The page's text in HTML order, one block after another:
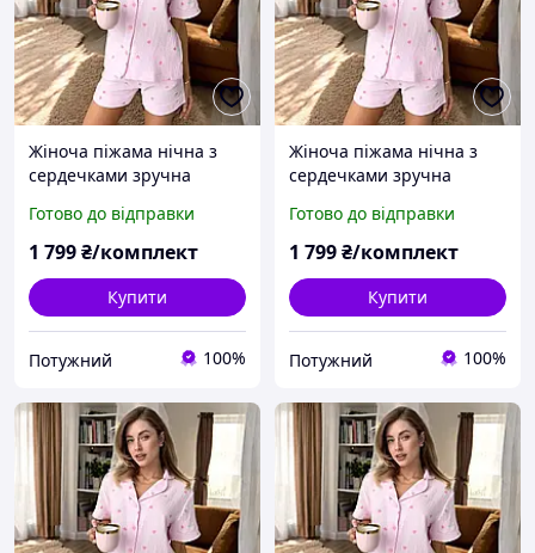
Жіноча піжама нічна з
сердечками зручна
шортами 46
Готово до відправки
1 799₴/комплект
Купити
Потужний 100%
Жіноча піжама нічна з
сердечками зручна
шортами 48
Готово до відправки
1 799₴/комплект
Купити
Потужний 100%